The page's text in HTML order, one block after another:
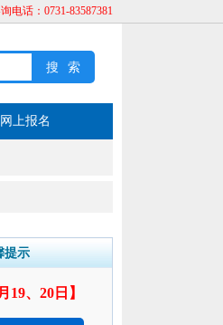
电话：0731-83587381
网上报名
提示
19、20日】